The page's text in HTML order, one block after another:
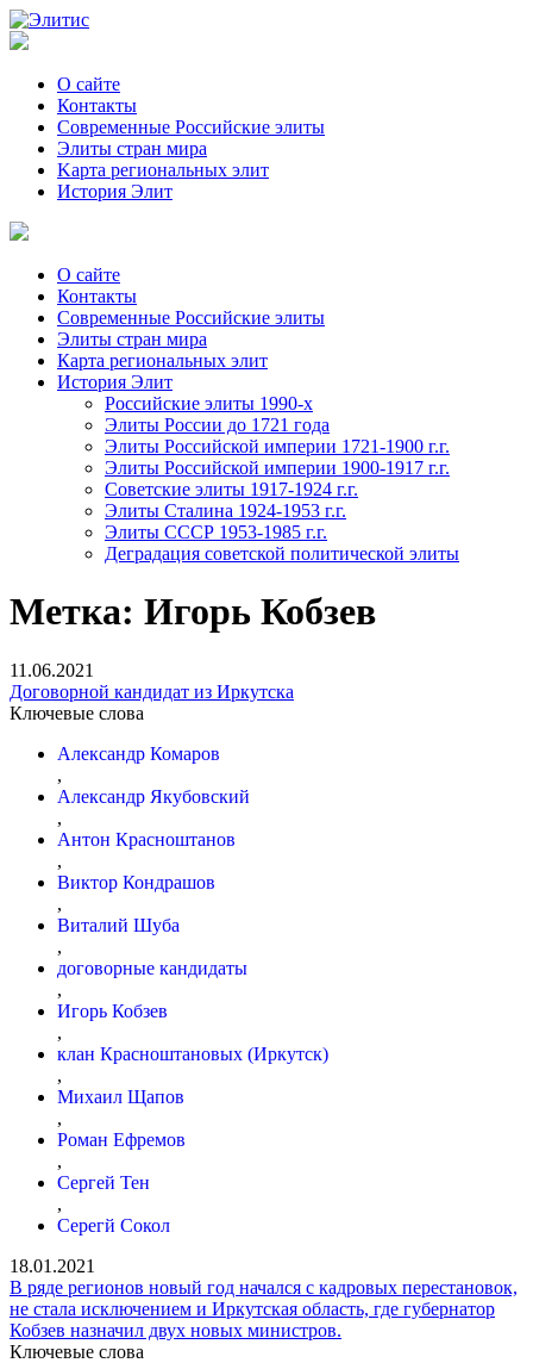
О сайте
Контакты
Современные Российские элиты
Элиты стран мира
Kартa региональных элит
История Элит
О сайте
Контакты
Современные Российские элиты
Элиты стран мира
Картa региональных элит
История Элит
Российские элиты 1990-х
Элиты России до 1721 года
Элиты Российской империи 1721-1900 г.г.
Элиты Российской империи 1900-1917 г.г.
Советские элиты 1917-1924 г.г.
Элиты Сталина 1924-1953 г.г.
Элиты СССР 1953-1985 г.г.
Деградация советской политической элиты
Метка: Игорь Кобзев
11.06.2021
Договорной кандидат из Иркутска
Ключевые слова
Александр Комаров
,
Александр Якубовский
,
Антон Красноштанов
,
Виктор Кондрашов
,
Виталий Шуба
,
договорные кандидаты
,
Игорь Кобзев
,
клан Красноштановых (Иркутск)
,
Михаил Щапов
,
Роман Ефремов
,
Сергей Тен
,
Серегй Сокол
18.01.2021
В ряде регионов новый год начался с кадровых перестановок,
не стала исключением и Иркутская область, где губернатор
Кобзев назначил двух новых министров.
Ключевые слова